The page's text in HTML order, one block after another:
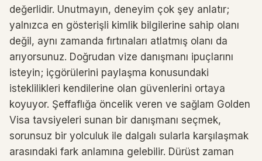
değerlidir. Unutmayın, deneyim çok şey anlatır;
yalnızca en gösterişli kimlik bilgilerine sahip olanı
değil, aynı zamanda fırtınaları atlatmış olanı da
arıyorsunuz. Doğrudan vize danışmanı ipuçlarını
isteyin; içgörülerini paylaşma konusundaki
isteklilikleri kendilerine olan güvenlerini ortaya
koyuyor. Şeffaflığa öncelik veren ve sağlam Golden
Visa tavsiyeleri sunan bir danışmanı seçmek,
sorunsuz bir yolculuk ile dalgalı sularla karşılaşmak
arasındaki fark anlamına gelebilir. Dürüst zaman